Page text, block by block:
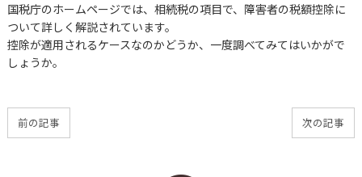
国税庁のホームページでは、相続税の項目で、障害者の税額控除に
ついて詳しく解説されています。
控除が適用されるケースなのかどうか、一度調べてみてはいかがで
しょうか。
前の記事 次の記事